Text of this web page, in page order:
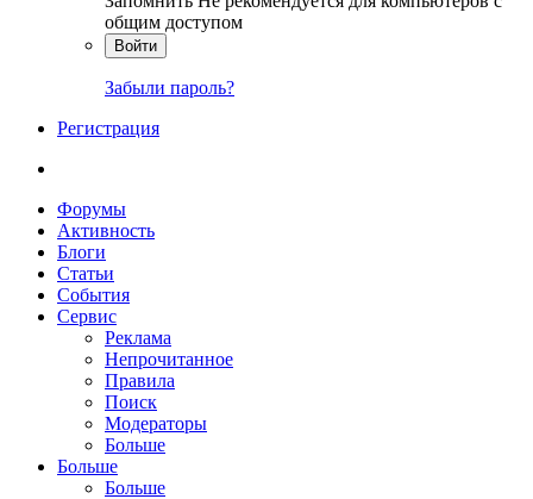
общим доступом
Войти
Забыли пароль?
Регистрация
Форумы
Активность
Блоги
Статьи
События
Сервис
Реклама
Непрочитанное
Правила
Поиск
Модераторы
Больше
Больше
Больше